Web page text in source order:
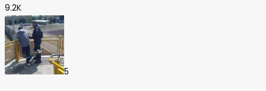
9.2K
5